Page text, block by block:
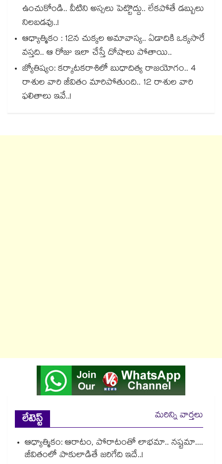
ఉంచుకోండి.. వీటిని అస్సలు పెట్టొద్దు.. లేకపోతే డబ్బులు
నిలబడవు..!
ఆధ్యాత్మికం : 12న చుక్కల అమావాస్య.. ఏడాదికి ఒక్కసారే
వస్తది.. ఆ రోజు ఇలా చేస్తే దోషాలు పోతాయి..
జ్యోతిష్యం: కర్కాటకరాశిలో బుధాదిత్య రాజయోగం.. 4
రాశుల వారి జీవితం మారిపోతుంది.. 12 రాశుల వారి
ఫలితాలు ఇవే..!
లేటెస్ట్
మరిన్ని వార్తలు
ఆధ్యాత్మికం: ఆరాటం, పోరాటంతో లాభమా.. నష్టమా....
జీవితంలో పాకులాడితే జరిగేది ఇదే..!